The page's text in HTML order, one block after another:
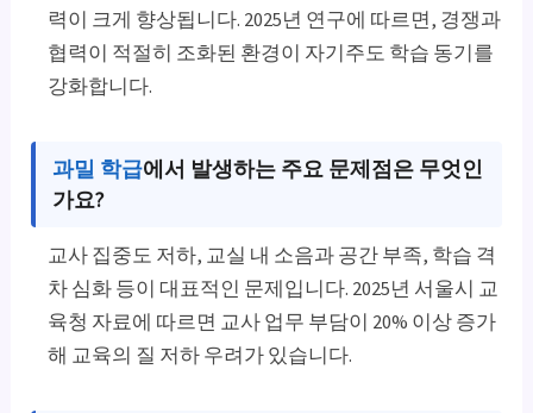
력이 크게 향상됩니다. 2025년 연구에 따르면, 경쟁과
협력이 적절히 조화된 환경이 자기주도 학습 동기를
강화합니다.
과밀 학급에서 발생하는 주요 문제점은 무엇인
가요?
교사 집중도 저하, 교실 내 소음과 공간 부족, 학습 격
차 심화 등이 대표적인 문제입니다. 2025년 서울시 교
육청 자료에 따르면 교사 업무 부담이 20% 이상 증가
해 교육의 질 저하 우려가 있습니다.